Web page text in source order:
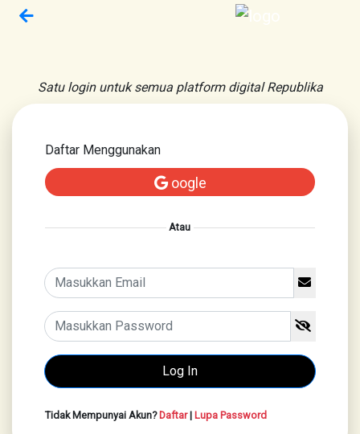
Satu login untuk semua platform digital Republika
Daftar Menggunakan
oogle
Atau
Tidak Mempunyai Akun?Daftar| Lupa Password